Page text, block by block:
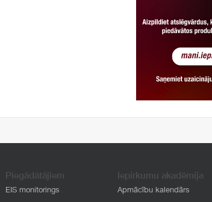
Piegādātājiem
EIS monitorings
Iepirkumu akadēmija
Apmācību kalendārs